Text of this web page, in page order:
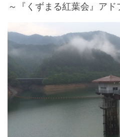
～『くずまる紅葉会』ア